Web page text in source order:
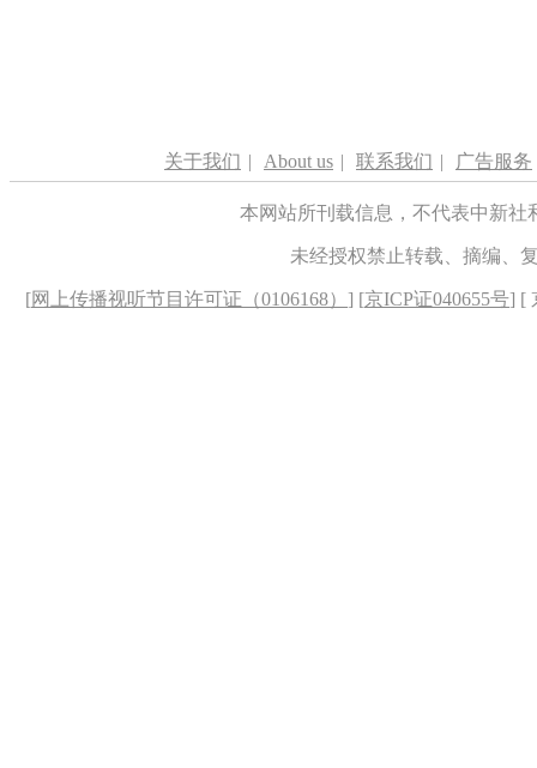
关于我们 | About us | 联系我们 | 广告服务
本网站所刊载信息，不代表中新
未经授权禁止转载、摘编、
[网上传播视听节目许可证（0106168） ] [京ICP证040655号] [